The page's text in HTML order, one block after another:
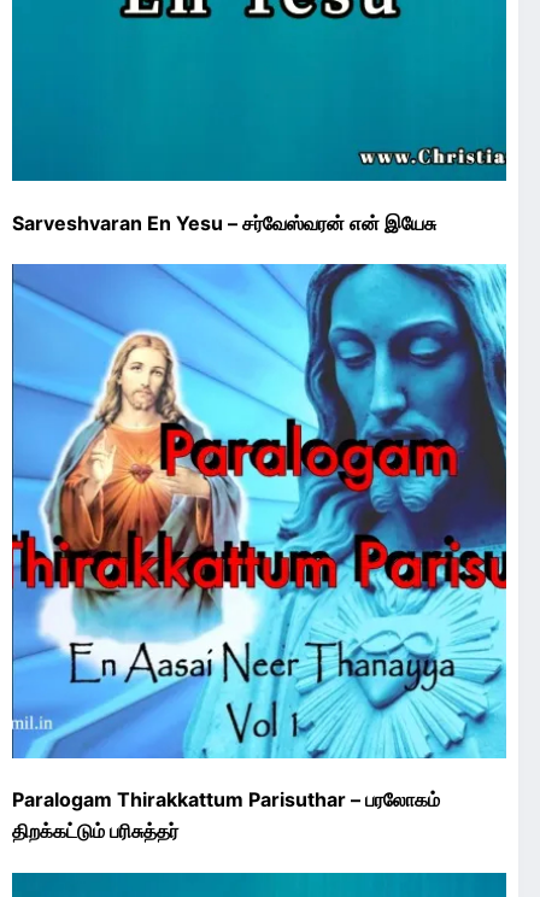
Sarveshvaran En Yesu – சர்வேஸ்வரன் என் இயேசு
Paralogam Thirakkattum Parisuthar – பரலோகம்
திறக்கட்டும் பரிசுத்தர்